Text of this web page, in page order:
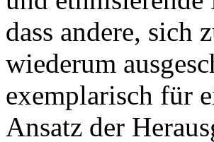
dass andere, sich
wiederum
exemplarisch für
Ansatz der